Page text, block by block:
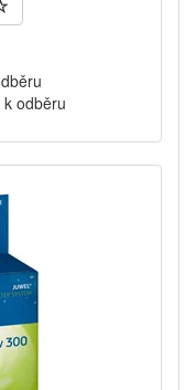
odběru